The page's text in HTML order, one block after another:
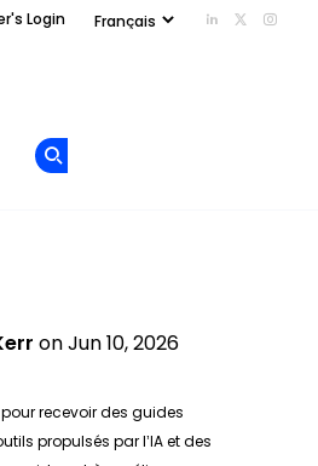
Login Add us on
Follow
on Jun 10, 2026
recevoir des guides
propulsés par l’IA et des